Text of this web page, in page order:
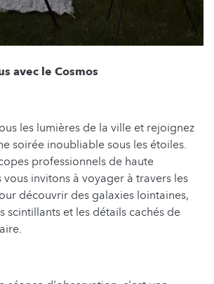
avec le Cosmos
les lumières de la ville et rejoignez
soirée inoubliable sous les étoiles.
professionnels de haute
invitons à voyager à travers les
découvrir des galaxies lointaines,
scintillants et les détails cachés de